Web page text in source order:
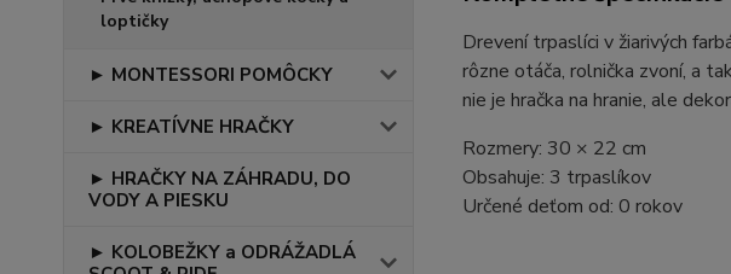
loptičky
► MONTESSORI POMÔCKY
► KREATÍVNE HRAČKY
► HRAČKY NA ZÁHRADU, DO
VODY A PIESKU
► KOLOBEŽKY a ODRÁŽADLÁ
Drevení trpaslíci v žiarivých
rôzne otáča, rolnička zvoní, a
nie je hračka na hranie, ale
Rozmery: 30 × 22 cm
Obsahuje: 3 trpaslíkov
Určené deťom od: 0 rokov